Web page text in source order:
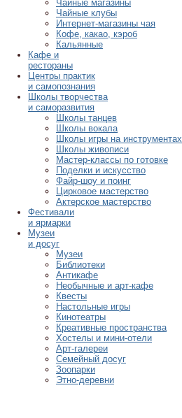
Чайные магазины
Чайные клубы
Интернет-магазины чая
Кофе, какао, кэроб
Кальянные
Кафе и
рестораны
Центры практик
и самопознания
Школы творчества
и саморазвития
Школы танцев
Школы вокала
Школы игры на инструментах
Школы живописи
Мастер-классы по готовке
Поделки и искусство
Файр-шоу и поинг
Цирковое мастерство
Актерское мастерство
Фестивали
и ярмарки
Музеи
и досуг
Музеи
Библиотеки
Антикафе
Необычные и арт-кафе
Квесты
Настольные игры
Кинотеатры
Креативные пространства
Хостелы и мини-отели
Арт-галереи
Семейный досуг
Зоопарки
Этно-деревни